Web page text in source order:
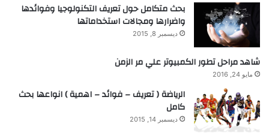
بحث متكامل حول تعريف التكنولوجيا وفوائدها
واضرارها ومجالات استخداماتها
ديسمبر 8, 2015
شاهد مراحل تطور الكمبيوتر علي مر الزمن
مايو 24, 2016
الرياضة ( تعريف – فوائد – اهمية ) انواعها بحث
كامل
ديسمبر 14, 2015